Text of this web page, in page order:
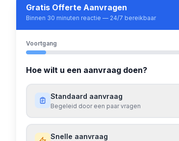
Gratis Offerte Aanvragen
Binnen 30 minuten reactie — 24/7 bereikbaar
Voortgang
Hoe wilt u een aanvraag doen?
Standaard aanvraag
Begeleid door een paar vragen
Snelle aanvraag